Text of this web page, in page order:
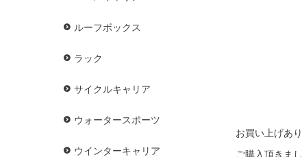
ルーフボックス
ラック
サイクルキャリア
ウォータースポーツ
ウインターキャリア
お買い上げあ
ご購入頂きま